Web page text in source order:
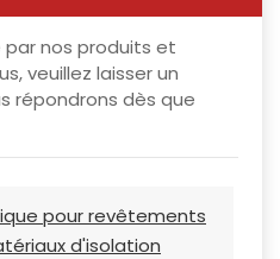
par nos produits et
veuillez laisser un
répondrons dès que
pour revêtements
d'isolation